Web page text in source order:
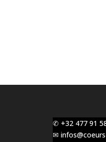
✆ +32 477 91
✉